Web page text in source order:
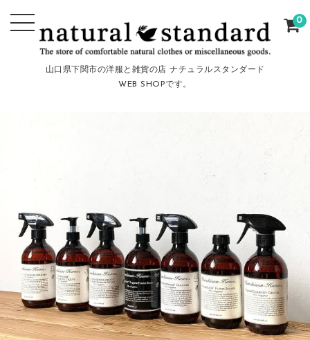
山口県下関市の洋服と雑貨の店 ナチュラルスタンダード
WEB SHOPです。
0